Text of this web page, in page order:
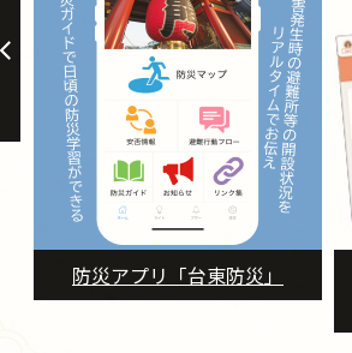
健康管理アプリ「たいとうヘ
ルシーチャレンジ」